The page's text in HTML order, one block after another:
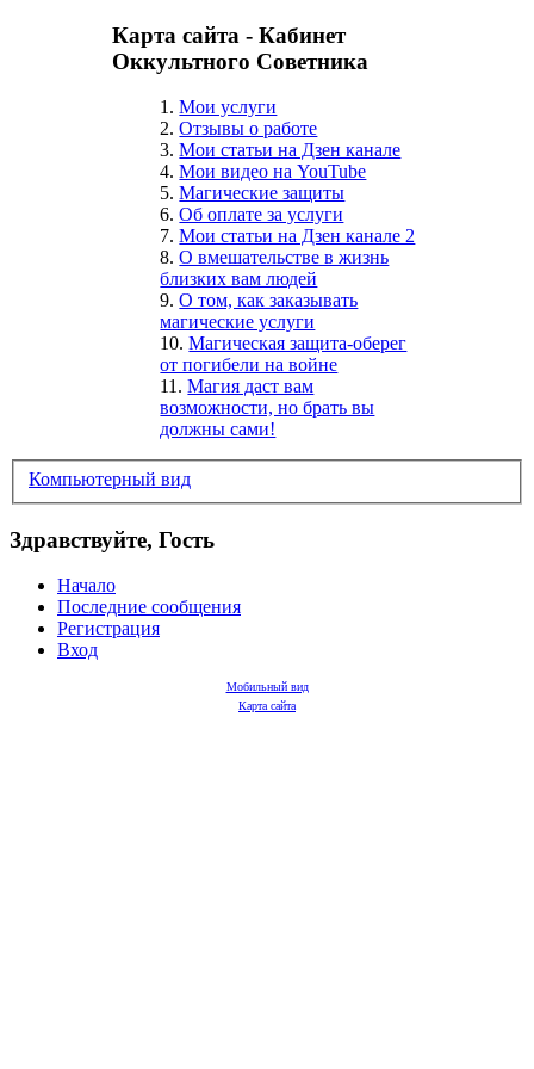
Карта сайта - Кабинет
Оккультного Советника
1.Мои услуги
2.Отзывы о работе
3.Мои статьи на Дзен канале
4.Мои видео на YouTube
5.Магические защиты
6.Об оплате за услуги
7.Мои статьи на Дзен канале 2
8.О вмешательстве в жизнь
близких вам людей
9.О том, как заказывать
магические услуги
10.Магическая защита-оберег
от погибели на войне
11.Магия даст вам
возможности, но брать вы
должны сами!
Компьютерный вид
Здравствуйте, Гость
Начало
Последние сообщения
Регистрация
Вход
Мобильный вид
Карта сайта